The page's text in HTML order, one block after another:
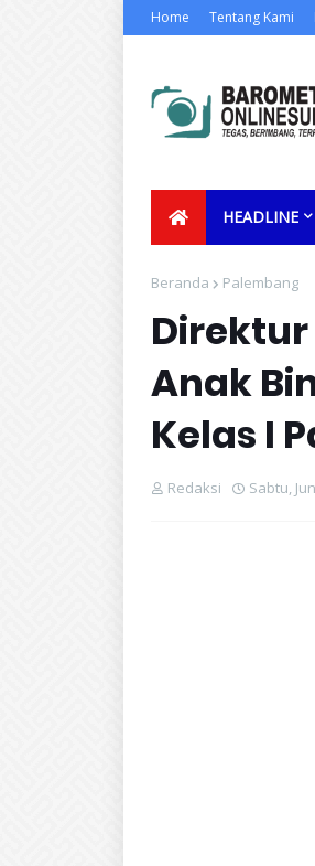
Home Tentang Kami
HEADLINE
Beranda Palembang
Anak
Kelas I
Redaksi Sabtu,